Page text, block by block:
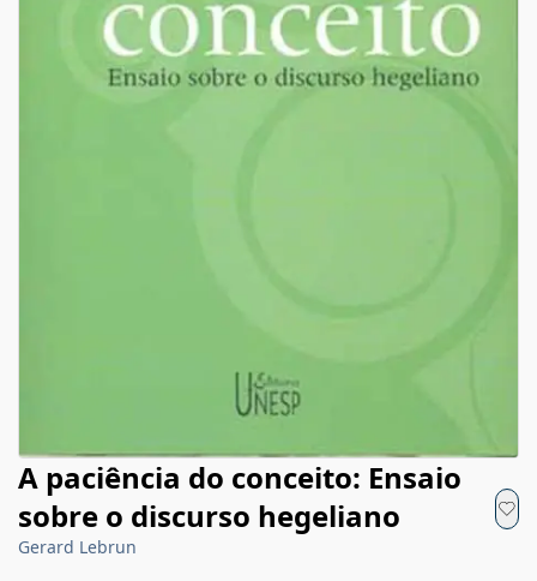
A paciência do conceito: Ensaio
sobre o discurso hegeliano
Gerard Lebrun